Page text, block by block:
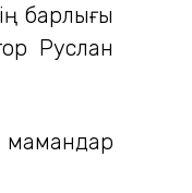
барлығы
Руслан
мамандар